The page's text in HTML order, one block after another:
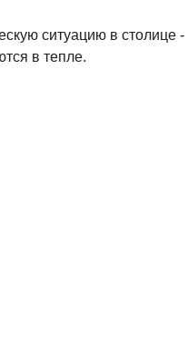
ситуацию в столице -
в тепле.